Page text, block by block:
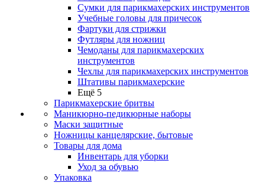
Сумки для парикмахерских инструментов
Учебные головы для причесок
Фартуки для стрижки
Футляры для ножниц
Чемоданы для парикмахерских
инструментов
Чехлы для парикмахерских инструментов
Штативы парикмахерские
Ещё 5
Парикмахерские бритвы
Маникюрно-педикюрные наборы
Маски защитные
Ножницы канцелярские, бытовые
Товары для дома
Инвентарь для уборки
Уход за обувью
Упаковка